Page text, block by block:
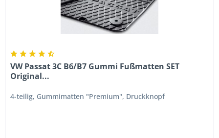
VW Passat 3C B6/B7 Gummi Fußmatten SET
Original...
4-teilig, Gummimatten "Premium", Druckknopf